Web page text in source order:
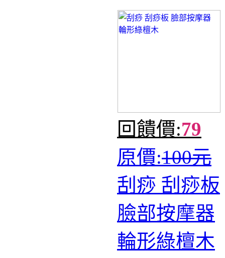
回饋價:79
原價:100元
刮痧 刮痧板
臉部按摩器
輪形綠檀木